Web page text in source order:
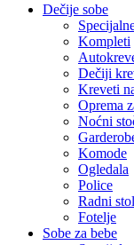
Dečije sobe
Kompleti
Dečiji
Kreveti
Oprema
Noćni
Komode
Ogledala
Police
Radni
Fotelje
Sobe za bebe